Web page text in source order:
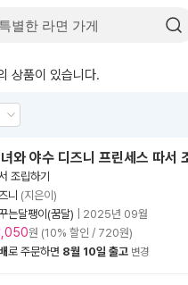
상품이 있습니다.
와 야수 디즈니 프린세스 따서
조립하기
니 (지은이)
는달팽이(꿈달)
2025년 09월
원 (10% 할인 / 720원)
로 주문하면 8월 10일 출고 변경